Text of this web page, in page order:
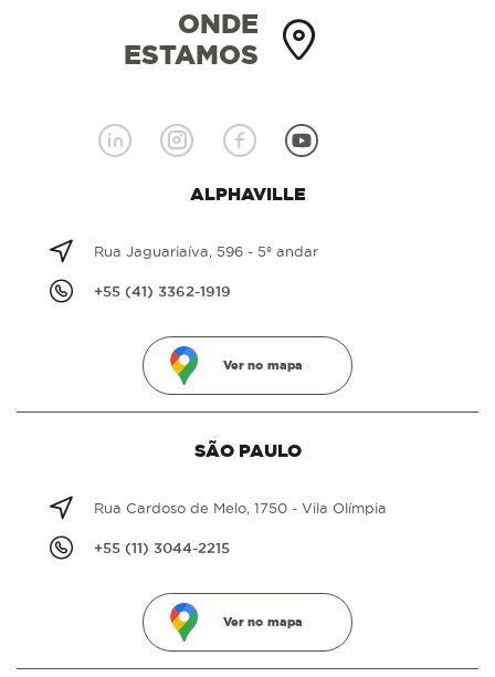
ONDE
ESTAMOS
ALPHAVILLE
Rua Jaguariaíva, 596 - 5º andar
+55 (41) 3362-1919
Ver no mapa
SÃO PAULO
Rua Cardoso de Melo, 1750 - Vila Olímpia
+55 (11) 3044-2215
Ver no mapa